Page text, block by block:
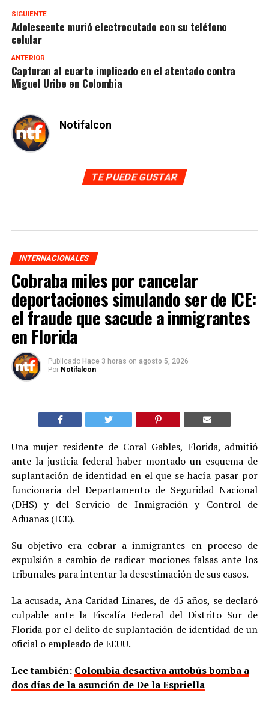
SIGUIENTE
Adolescente murió electrocutado con su teléfono
celular
ANTERIOR
Capturan al cuarto implicado en el atentado contra
Miguel Uribe en Colombia
Notifalcon
TE PUEDE GUSTAR
INTERNACIONALES
Cobraba miles por cancelar
deportaciones simulando ser de ICE:
el fraude que sacude a inmigrantes
en Florida
Publicado Hace 3 horas on agosto 5, 2026
Por Notifalcon
Una mujer residente de Coral Gables, Florida, admitió
ante la justicia federal haber montado un esquema de
suplantación de identidad en el que se hacía pasar por
funcionaria del Departamento de Seguridad Nacional
(DHS) y del Servicio de Inmigración y Control de
Aduanas (ICE).
Su objetivo era cobrar a inmigrantes en proceso de
expulsión a cambio de radicar mociones falsas ante los
tribunales para intentar la desestimación de sus casos.
La acusada, Ana Caridad Linares, de 45 años, se declaró
culpable ante la Fiscalía Federal del Distrito Sur de
Florida por el delito de suplantación de identidad de un
oficial o empleado de EEUU.
Lee también: Colombia desactiva autobús bomba a
dos días de la asunción de De la Espriella